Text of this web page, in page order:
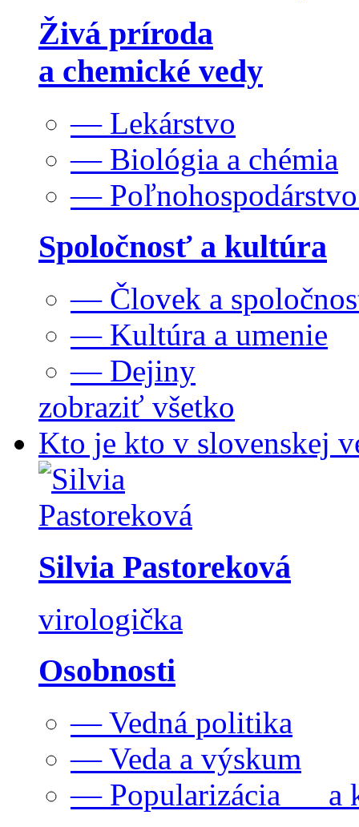
Živá príroda
a chemické vedy
— Lekárstvo
— Biológia a chémia
—
Spoločnosť a kultúra
— Človek a
— Kultúra a umenie
— Dejiny
zobraziť všetko
Kto je kto v slovenskej
Silvia Pastoreková
virologička
Osobnosti
— Vedná politika
— Veda a výskum
— Popularizácia a